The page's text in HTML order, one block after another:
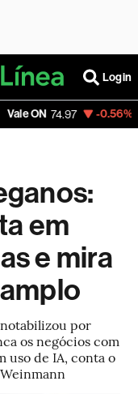
Login
-0.56% Itaú PN
em
e mira
por
os negócios com
uso de IA, conta o